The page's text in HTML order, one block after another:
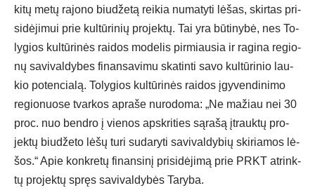
ki­tų me­tų ra­jo­no biu­dže­tą rei­kia nu­ma­ty­ti lė­šas, skir­tas pri­
si­dė­ji­mui prie kul­tū­ri­nių pro­jek­tų. Tai yra bū­ti­ny­bė, nes To­
ly­gios kul­tū­ri­nės rai­dos mo­de­lis pir­miau­sia ir ra­gi­na re­gio­
nų sa­vi­val­dy­bes fi­nan­sa­vi­mu ska­tin­ti sa­vo kul­tū­ri­nio lau­
kio po­ten­cia­lą. To­ly­gios kul­tū­ri­nės rai­dos įgy­ven­di­ni­mo
re­gio­nuo­se tvar­kos ap­ra­še nu­ro­do­ma: „Ne ma­žiau nei 30
pro­c. nuo bend­ro į vie­nos ap­skri­ties są­ra­šą įtrauk­tų pro­
jek­tų biu­dže­to lė­šų tu­ri su­da­ry­ti sa­vi­val­dy­bių ski­ria­mos lė­
šos.“ Apie konk­re­tų fi­nan­si­nį pri­si­dė­ji­mą prie PRKT at­rink­
tų pro­jek­tų spręs sa­vi­val­dy­bės Ta­ry­ba.